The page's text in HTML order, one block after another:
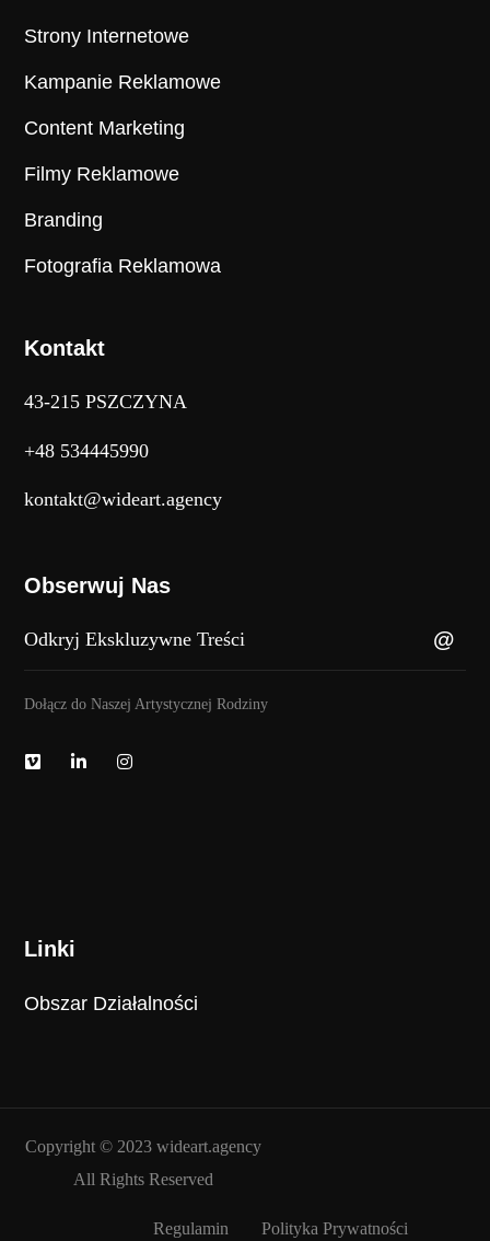
Strony Internetowe
Kampanie Reklamowe
Content Marketing
Filmy Reklamowe
Branding
Fotografia Reklamowa
Kontakt
43-215 PSZCZYNA
+48 534445990
kontakt@wideart.agency
Obserwuj Nas
Dołącz do Naszej Artystycznej Rodziny
Linki
Obszar Działalności
Copyright © 2023wideart.agency
All Rights Reserved
Regulamin Polityka Prywatności